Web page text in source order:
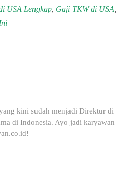
USA Lengkap Gaji TKW di USA
kini sudah menjadi Direktur di
di Indonesia. Ayo jadi karyawan